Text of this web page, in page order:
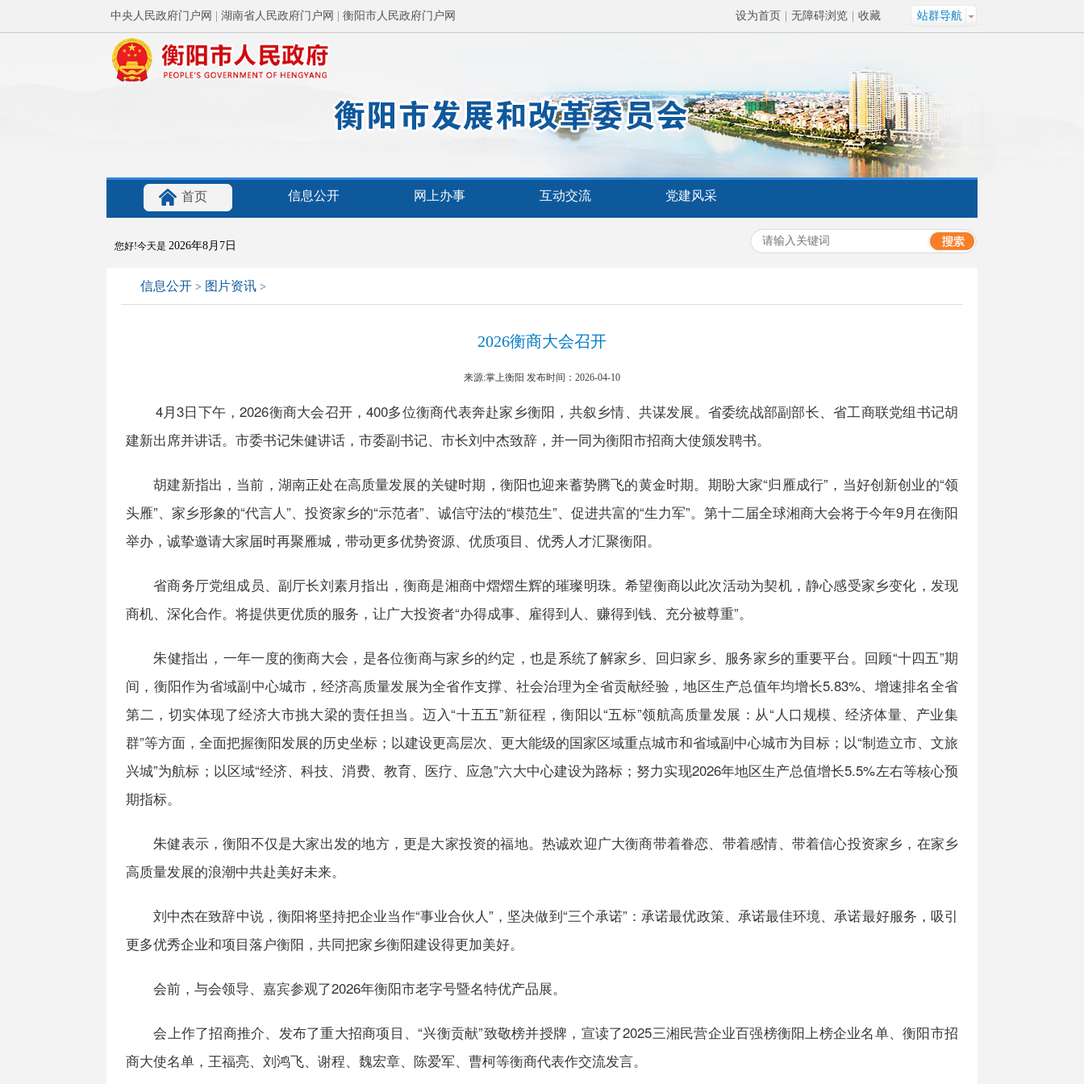
中央人民政府门户网 湖南省人民政府门户网 衡阳市人民政府门户网 设为首页 无障碍浏览 收藏 站群导航
首页 信息公开 网上办事 互动交流 党建风采
您好!今天是 2026年8月7日
信息公开 > 图片资讯 >
2026衡商大会召开
来源:掌上衡阳 发布时间：2026-04-10
4月3日下午，2026衡商大会召开，400多位衡商代表奔赴家乡衡阳，共叙乡情、共谋发展。省委统战部副部长、省工商联党组书记胡
建新出席并讲话。市委书记朱健讲话，市委副书记、市长刘中杰致辞，并一同为衡阳市招商大使颁发聘书。
胡建新指出，当前，湖南正处在高质量发展的关键时期，衡阳也迎来蓄势腾飞的黄金时期。期盼大家“归雁成行”，当好创新创业的“领
头雁”、家乡形象的“代言人”、投资家乡的“示范者”、诚信守法的“模范生”、促进共富的“生力军”。第十二届全球湘商大会将于今年9月在衡阳
举办，诚挚邀请大家届时再聚雁城，带动更多优势资源、优质项目、优秀人才汇聚衡阳。
省商务厅党组成员、副厅长刘素月指出，衡商是湘商中熠熠生辉的璀璨明珠。希望衡商以此次活动为契机，静心感受家乡变化，发现
商机、深化合作。将提供更优质的服务，让广大投资者“办得成事、雇得到人、赚得到钱、充分被尊重”。
朱健指出，一年一度的衡商大会，是各位衡商与家乡的约定，也是系统了解家乡、回归家乡、服务家乡的重要平台。回顾“十四五”期
间，衡阳作为省域副中心城市，经济高质量发展为全省作支撑、社会治理为全省贡献经验，地区生产总值年均增长5.83%、增速排名全省
第二，切实体现了经济大市挑大梁的责任担当。迈入“十五五”新征程，衡阳以“五标”领航高质量发展：从“人口规模、经济体量、产业集
群”等方面，全面把握衡阳发展的历史坐标；以建设更高层次、更大能级的国家区域重点城市和省域副中心城市为目标；以“制造立市、文旅
兴城”为航标；以区域“经济、科技、消费、教育、医疗、应急”六大中心建设为路标；努力实现2026年地区生产总值增长5.5%左右等核心预
期指标。
朱健表示，衡阳不仅是大家出发的地方，更是大家投资的福地。热诚欢迎广大衡商带着眷恋、带着感情、带着信心投资家乡，在家乡
高质量发展的浪潮中共赴美好未来。
刘中杰在致辞中说，衡阳将坚持把企业当作“事业合伙人”，坚决做到“三个承诺”：承诺最优政策、承诺最佳环境、承诺最好服务，吸引
更多优秀企业和项目落户衡阳，共同把家乡衡阳建设得更加美好。
会前，与会领导、嘉宾参观了2026年衡阳市老字号暨名特优产品展。
会上作了招商推介、发布了重大招商项目、“兴衡贡献”致敬榜并授牌，宣读了2025三湘民营企业百强榜衡阳上榜企业名单、衡阳市招
商大使名单，王福亮、刘鸿飞、谢程、魏宏章、陈爱军、曹柯等衡商代表作交流发言。